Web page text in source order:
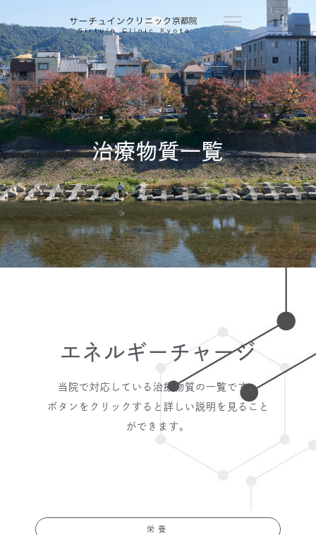
治療物質一覧
エネルギーチャージ
当院で対応している治療物質の一覧です。
ボタンをクリックすると詳しい説明を見ること
ができます。
栄養